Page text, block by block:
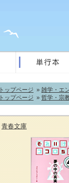
トップページ » 雑学・エ
トップページ » 哲学・宗
青春文庫